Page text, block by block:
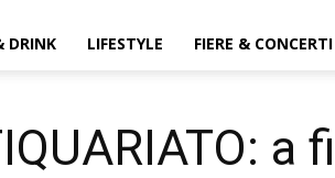
DRINK LIFESTYLE FIERE & CONCERTI